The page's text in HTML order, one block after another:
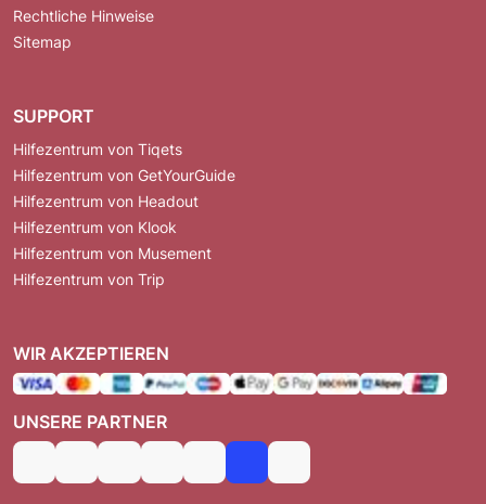
Rechtliche Hinweise
Sitemap
SUPPORT
Hilfezentrum von Tiqets
Hilfezentrum von GetYourGuide
Hilfezentrum von Headout
Hilfezentrum von Klook
Hilfezentrum von Musement
Hilfezentrum von Trip
WIR AKZEPTIEREN
UNSERE PARTNER